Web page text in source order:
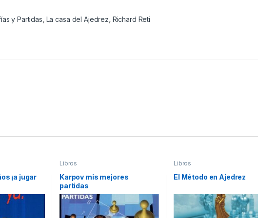
y Partidas La casa del Ajedrez Richard Reti
¡a jugar
Libros
Karpov mis mejores
partidas
Libros
El Método en Ajedrez